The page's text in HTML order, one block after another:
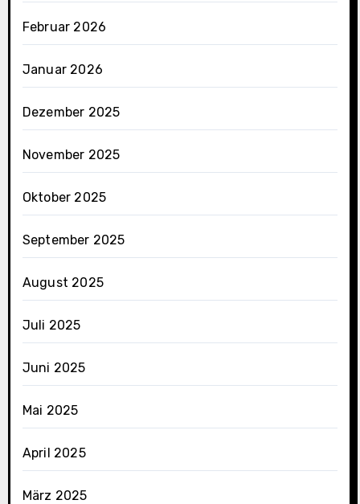
ü
r
i
h
A
t
e
a
a
y
e
Februar 2026
Januar 2026
Dezember 2025
November 2025
Oktober 2025
September 2025
August 2025
Juli 2025
Juni 2025
Mai 2025
April 2025
März 2025